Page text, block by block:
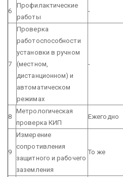
6
Профилактические
работы
-
7
Проверка
работоспособности
установки в ручном
(местном,
дистанционном) и
автоматическом
режимах
-
8
Метрологическая
проверка КИП
Ежегодно
9
Измерение
сопротивления
защитного и рабочего
заземления
То же